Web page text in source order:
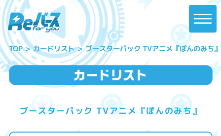
TOP カードリスト ブースターパック TVアニメ『ぽんのみち』
ブースターパック TVアニメ『ぽんのみち』